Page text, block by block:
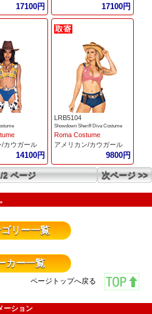
17100円 17100円
/カウガール
14100円
LRB5104
Showdown Sheriff Diva Costume
Roma Costume
アメリカン/カウガール
9800円
2 ページ 次ページ >>
ゴリー一覧
カー一覧
ページトップへ戻る
ーション